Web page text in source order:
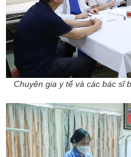
Chuyên gia y tế và các bác sĩ